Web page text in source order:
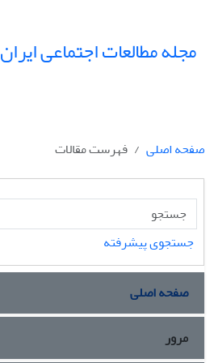
مجله مطالعات اجتماعی ایران
صفحه اصلی
فهرست مقالات
جستجوی پیشرفته
صفحه اصلی
مرور